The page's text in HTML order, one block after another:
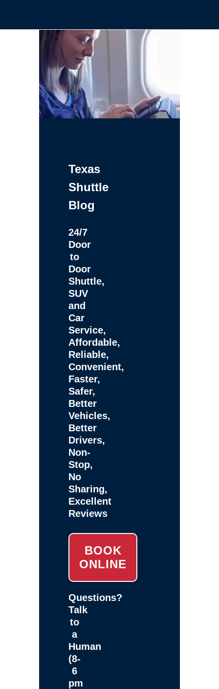
Texas
Shuttle
Blog
24/7
Door
to
Door
Shuttle,
SUV
and
Car
Service,
Affordable,
Reliable,
Convenient,
Faster,
Safer,
Better
Vehicles,
Better
Drivers,
Non-
Stop,
No
Sharing,
Excellent
Reviews
BOOK
ONLINE
Questions?
Talk
to
a
Human
(8-
6
pm